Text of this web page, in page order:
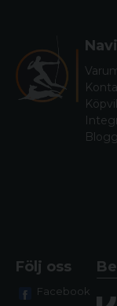
Hos oss hittar
anpassade för
Vi har gott om
inom både jakt
att hitta rätt bland
Blogg
Följ oss
Facebook